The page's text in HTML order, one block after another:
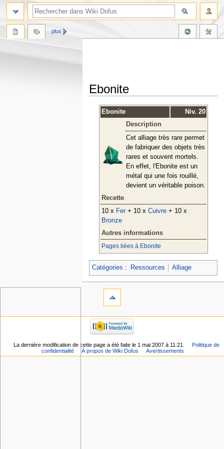
Ebonite
Ebonite
Niv. 20
Description
Cet alliage très rare permet
de fabriquer des objets très
rares et souvent mortels.
En effet, l'Ebonite est un
métal qui une fois rouillé,
devient un véritable poison.
Recette
10 x Fer+ 10 x Cuivre+ 10 x
Bronze
Autres informations
Pages liées à Ebonite
Catégories : Ressources Alliage
plus
La dernière modification de cette page a été faite le 1 mai 2007 à 11:21.
Politique de
confidentialité
À propos de Wiki Dofus Avertissements